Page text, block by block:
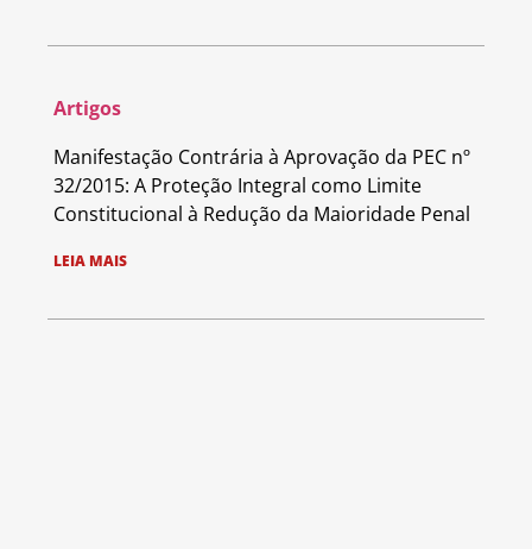
Artigos
Manifestação Contrária à Aprovação da PEC nº
32/2015: A Proteção Integral como Limite
Constitucional à Redução da Maioridade Penal
LEIA MAIS